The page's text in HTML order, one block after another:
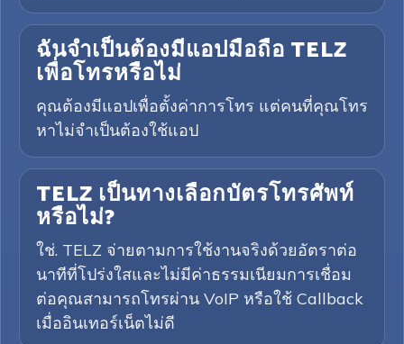
ฉันจำเป็นต้องมีแอปมือถือ TELZ
เพื่อโทรหรือไม่
คุณต้องมีแอปเพื่อตั้งค่าการโทร แต่คนที่คุณโทร
หาไม่จำเป็นต้องใช้แอป
TELZ เป็นทางเลือกบัตรโทรศัพท์
หรือไม่?
ใช่. TELZ จ่ายตามการใช้งานจริงด้วยอัตราต่อ
นาทีที่โปร่งใสและไม่มีค่าธรรมเนียมการเชื่อม
ต่อคุณสามารถโทรผ่าน VoIP หรือใช้ Callback
เมื่ออินเทอร์เน็ตไม่ดี